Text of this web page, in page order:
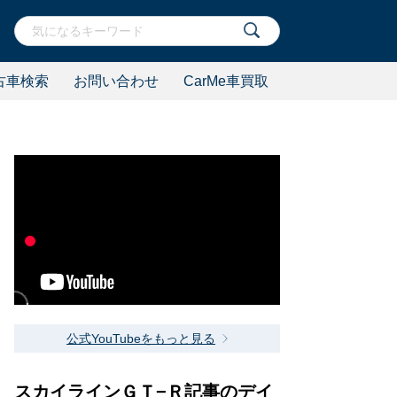
車検索 お問い合わせ CarMe車買取
公式YouTubeをもっと見る
スカイラインＧＴ−Ｒ記事のデイ